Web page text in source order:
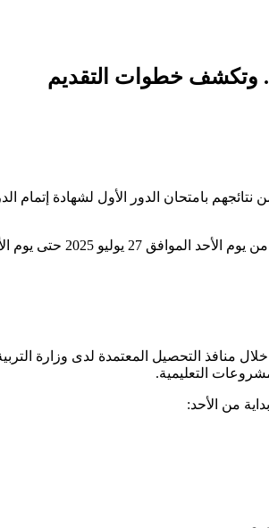
وتكشف خطوات التقديم
نتائجهم بامتحان الدور الأول لشهادة إتمام
وقد تقرر فتح باب التظلمات من نتائج امتحان الدور الأول لمدة (خمسة عشر يومًا) تبدأ اعتباراً من يوم الأحد
من خلال منافذ التحصيل المعتمدة لدى وزارة
التعليمية.
من الأحد: